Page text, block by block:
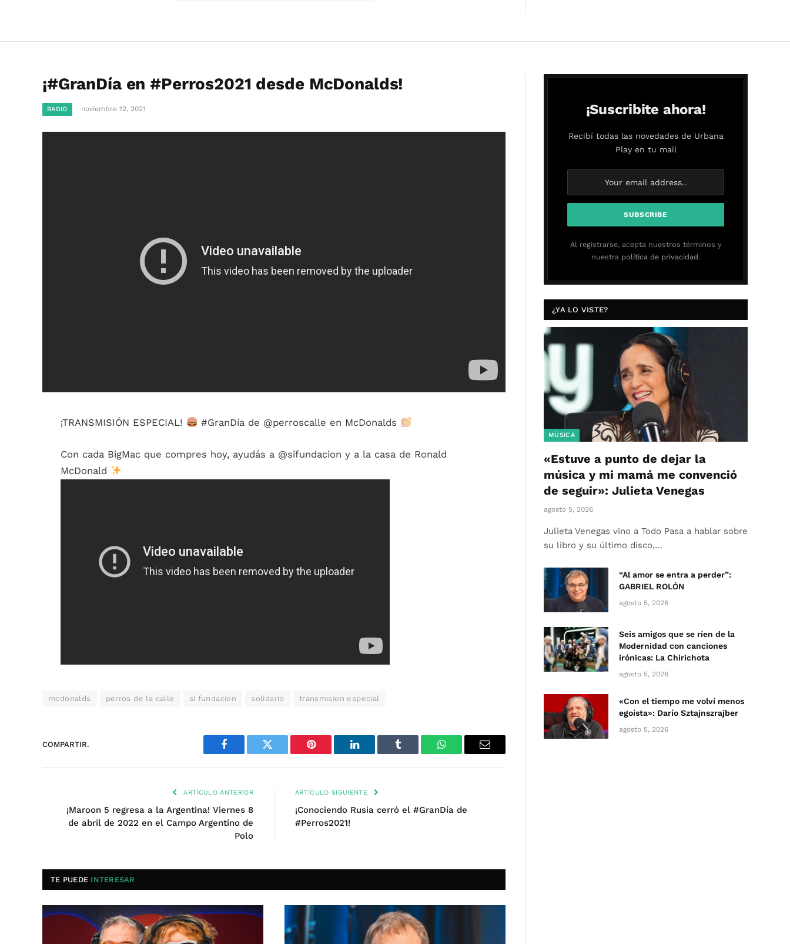
¡#GranDía en #Perros2021 desde McDonalds!
RADIO noviembre 12, 2021
¡TRANSMISIÓN ESPECIAL! #GranDía de @perroscalle en McDonalds
Con cada BigMac que compres hoy, ayudás a @sifundacion y a la casa de Ronald
McDonald
mcdonalds perros de la calle si fundacion solidario transmision especial
COMPARTIR.
Facebook Twitter Pinterest LinkedIn Tumblr WhatsAppEmail
ARTÍCULO ANTERIOR
¡Maroon 5 regresa a la Argentina! Viernes 8
de abril de 2022 en el Campo Argentino de
Polo
ARTÍCULO SIGUIENTE
¡Conociendo Rusia cerró el #GranDía de
#Perros2021!
TE PUEDE INTERESAR
¡Suscribite ahora!
Recibí todas las novedades de Urbana
Play en tu mail
Al registrarse, acepta nuestros términos y
nuestra política de privacidad.
¿YA LO VISTE?
MÚSICA
«Estuve a punto de dejar la
música y mi mamá me convenció
de seguir»: Julieta Venegas
agosto 5, 2026
Julieta Venegas vino a Todo Pasa a hablar sobre
su libro y su último disco,…
“Al amor se entra a perder”:
GABRIEL ROLÓN
agosto 5, 2026
Seis amigos que se ríen de la
Modernidad con canciones
irónicas: La Chirichota
agosto 5, 2026
«Con el tiempo me volví menos
egoísta»: Darío Sztajnszrajber
agosto 5, 2026